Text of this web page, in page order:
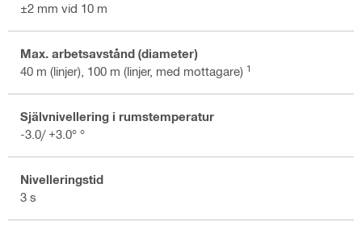
±2 mm vid 10 m
Max. arbetsavstånd (diameter)
40 m (linjer), 100 m (linjer, med mottagare) 1
Självnivellering i rumstemperatur
-3.0/ +3.0° °
Nivelleringstid
3 s